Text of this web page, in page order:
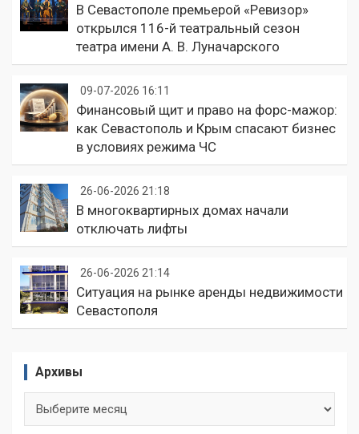
В Севастополе премьерой «Ревизор»
открылся 116-й театральный сезон
театра имени А. В. Луначарского
09-07-2026 16:11
Финансовый щит и право на форс-мажор:
как Севастополь и Крым спасают бизнес
в условиях режима ЧС
26-06-2026 21:18
В многоквартирных домах начали
отключать лифты
26-06-2026 21:14
Ситуация на рынке аренды недвижимости
Севастополя
Архивы